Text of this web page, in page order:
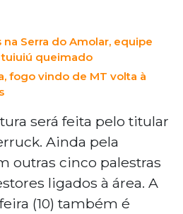
na Serra do Amolar, equipe
queimado
fogo vindo de MT volta à
será feita pelo titular
Ainda pela
outras cinco palestras
ligados à área. A
(10) também é